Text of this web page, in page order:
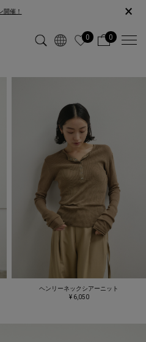
開催！ ×
0
0
なかった為、「TOPS」カテゴリーの
ヘンリーネックシアーニット
¥ 6,050